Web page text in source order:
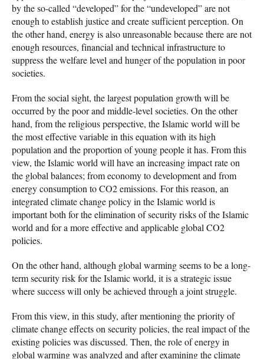
by the so-called “developed” for the “undeveloped” are not
enough to establish justice and create sufficient perception. On
the other hand, energy is also unreasonable because there are not
enough resources, financial and technical infrastructure to
suppress the welfare level and hunger of the population in poor
societies.
From the social sight, the largest population growth will be
occurred by the poor and middle-level societies. On the other
hand, from the religious perspective, the Islamic world will be
the most effective variable in this equation with its high
population and the proportion of young people it has. From this
view, the Islamic world will have an increasing impact rate on
the global balances; from economy to development and from
energy consumption to CO2 emissions. For this reason, an
integrated climate change policy in the Islamic world is
important both for the elimination of security risks of the Islamic
world and for a more effective and applicable global CO2
policies.
On the other hand, although global warming seems to be a long-
term security risk for the Islamic world, it is a strategic issue
where success will only be achieved through a joint struggle.
From this view, in this study, after mentioning the priority of
climate change effects on security policies, the real impact of the
existing policies was discussed. Then, the role of energy in
global warming was analyzed and after examining the climate